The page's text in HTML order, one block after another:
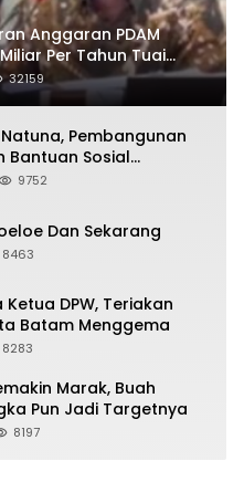
Anggaran PDAM
Per Tahun Tuai
32159
Pembangunan
Sosial
Pulau Tiga
9752
Dan Sekarang
8463
DPW, Teriakan
Batam Menggema
8283
Marak, Buah
Pun Jadi Targetnya
8197